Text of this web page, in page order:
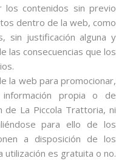
los contenidos sin previo
dentro de la web, como
sin justificación alguna y
las consecuencias que los
la web para promocionar,
propia o de
de La Piccola Trattoria, ni
para ello de los
a disposición de los
es gratuita o no.